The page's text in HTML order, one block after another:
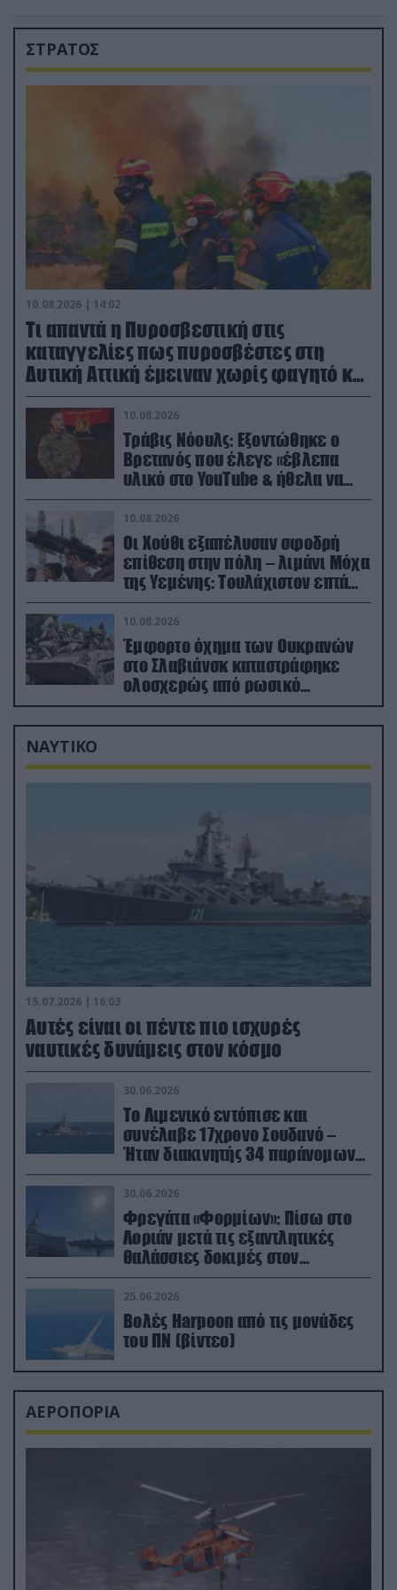
ΣΤΡΑΤΟΣ
10.08.2026 | 14:02
Τι απαντά η Πυροσβεστική στις
καταγγελίες πως πυροσβέστες στη
Δυτική Αττική έμειναν χωρίς φαγητό και
νερό
10.08.2026
Τράβις Νόουλς: Εξοντώθηκε ο
Βρετανός που έλεγε «έβλεπα
υλικό στο YouTube & ήθελα να
καθαρίσω τους Ρώσους» (βίντεο)
10.08.2026
Οι Χούθι εξαπέλυσαν σφοδρή
επίθεση στην πόλη – λιμάνι Μόχα
της Υεμένης: Toυλάχιστον επτά
νεκροί (βίντεο)
10.08.2026
Έμφορτο όχημα των Ουκρανών
στο Σλαβιάνσκ καταστράφηκε
ολοσχερώς από ρωσικό
μαχητικό μέσα στην πόλη!
(βίντεο)
ΝΑΥΤΙΚΟ
15.07.2026 | 16:03
Aυτές είναι οι πέντε πιο ισχυρές
ναυτικές δυνάμεις στον κόσμο
30.06.2026
Το Λιμενικό εντόπισε και
συνέλαβε 17χρονο Σουδανό –
Ήταν διακινητής 34 παράνομων
μεταναστών
30.06.2026
Φρεγάτα «Φορμίων»: Πίσω στο
Λοριάν μετά τις εξαντλητικές
θαλάσσιες δοκιμές στον
απαιτητικό Βισκαϊκό
25.06.2026
Βολές Harpoon από τις μονάδες
του ΠΝ (βίντεο)
ΑΕΡΟΠΟΡΙΑ